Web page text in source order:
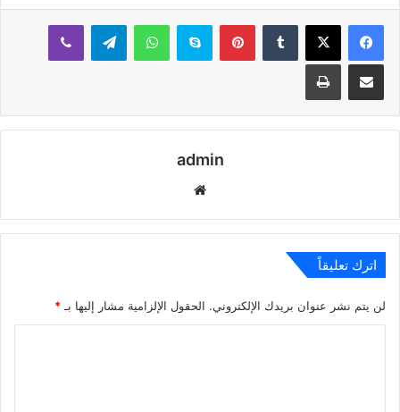
بينتيريستسكايب واتساب تيلقرام ڤايبر
مشاركة عبر البريد طباعة
admin
اترك تعليقاً
لن يتم نشر عنوان بريدك الإلكتروني. الحقول الإلزامية مشار إليها بـ *